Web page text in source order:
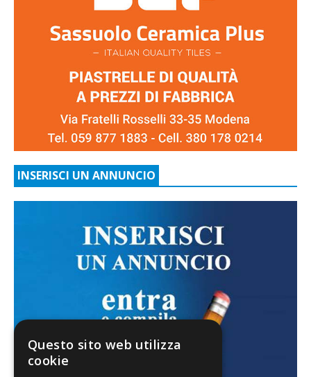
INSERISCI UN ANNUNCIO
Questo sito web utilizza
cookie